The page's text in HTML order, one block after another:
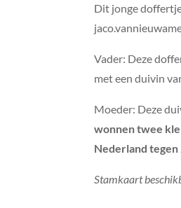
Dit jonge
Vader: Deze
met een duivin
Moeder: Deze
wonnen twee
Nederland
Stamkaart